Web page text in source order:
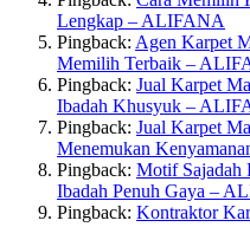
Lengkap – ALIFANA
Pingback: Agen Karpet
Memilih Terbaik –
Pingback: Jual Karpet
Ibadah Khusyuk –
Pingback: Jual Karpet
Menemukan
Pingback: Motif Sajadah
Ibadah Penuh Gaya –
Pingback: Kontraktor